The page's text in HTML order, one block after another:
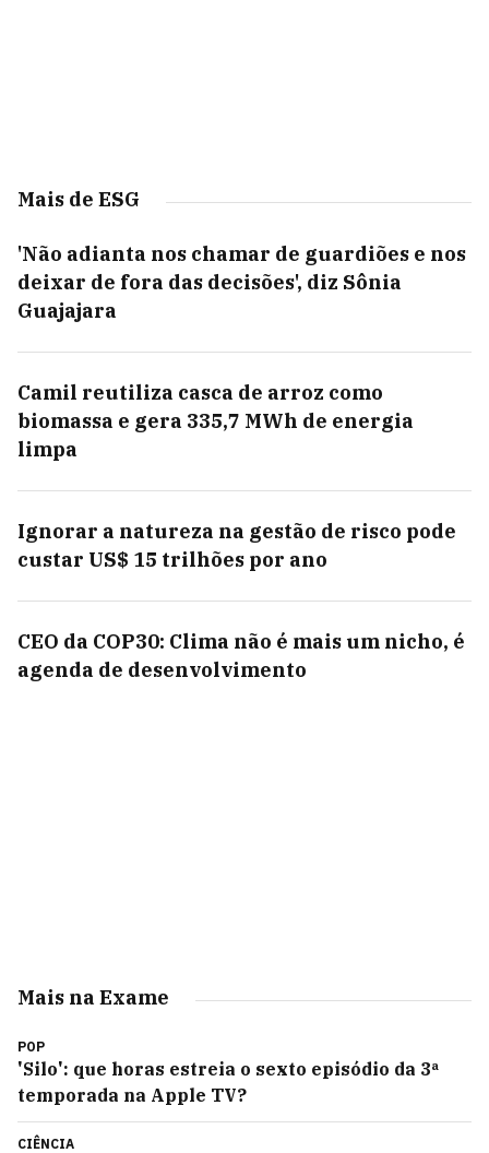
Mais de ESG
'Não adianta nos chamar de guardiões e nos
deixar de fora das decisões', diz Sônia
Guajajara
Camil reutiliza casca de arroz como
biomassa e gera 335,7 MWh de energia
limpa
Ignorar a natureza na gestão de risco pode
custar US$ 15 trilhões por ano
CEO da COP30: Clima não é mais um nicho, é
agenda de desenvolvimento
Mais na Exame
POP
'Silo': que horas estreia o sexto episódio da 3ª
temporada na Apple TV?
CIÊNCIA